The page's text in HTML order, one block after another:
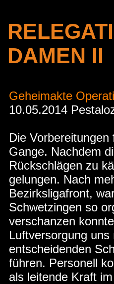
DAMEN II
Geheimakte
10.05.2014
Die
Gange. Nachdem
Rückschlägen zu
gelungen. Nach
Bezirksligafront,
Schwetzingen so
verschanzen
Luftversorgung
entscheidenden
führen. Personell
als leitende Kraft